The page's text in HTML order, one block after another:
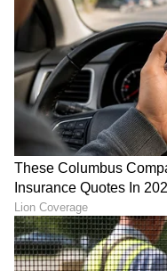
Lite 5G ಕೇವಲ ರೂ.
ಬೆಸ್ಟ್ ಡೀಲ್
ಯಾಕೆ
ಈ ಸೇಲ್‌ನಲ್ಲಿ
ಪ್ರೊಫೆಷನಲ್
ವಿವೋ X ಸರಣಿ ಕಡೆ
ಸ್ಪೀಡ್ ಮತ್ತು ಗೇಮಿಂಗ್
ಸರಣಿ ಉತ್ತಮ. ಕಡಿಮೆ
ಈ ಸೇಲ್‌ನಲ್ಲಿವೆ.